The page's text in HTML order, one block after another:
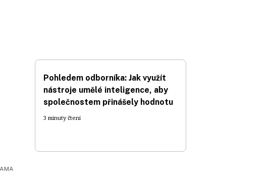
Pohledem odborníka: Jak využít
nástroje umělé inteligence, aby
společnostem přinášely hodnotu
3 minuty čtení